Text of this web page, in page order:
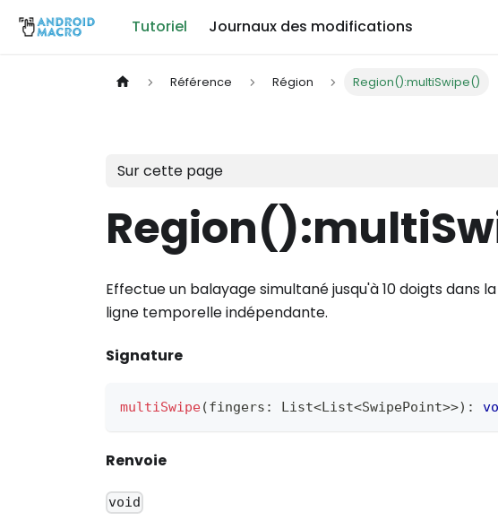
Tutoriel Journaux des modifications
Référence Région Region():multiSwipe()
Sur cette page
Region()
Effectue un balayage simultané jusqu'à 10 doigts dans
ligne temporelle indépendante.
Signature
multiSwipe(fingers : List<List<SwipePoint>>) :
Renvoie
void